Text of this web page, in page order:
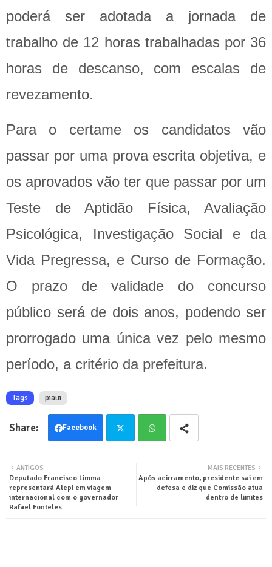
poderá ser adotada a jornada de
trabalho de 12 horas trabalhadas por 36
horas de descanso, com escalas de
revezamento.
Para o certame os candidatos vão
passar por uma prova escrita objetiva, e
os aprovados vão ter que passar por um
Teste de Aptidão Física, Avaliação
Psicológica, Investigação Social e da
Vida Pregressa, e Curso de Formação.
O prazo de validade do concurso
público será de dois anos, podendo ser
prorrogado uma única vez pelo mesmo
período, a critério da prefeitura.
Tags piaui
Facebook
tsa
MAIS RECENTES
Após acirramento, presidente sai em
defesa e diz que Comissão atua
dentro de limites
ANTIGOS
Deputado Francisco Limma
representará Alepi em viagem
internacional com o governador
Rafael Fonteles